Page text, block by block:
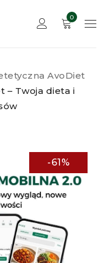
0
AvoDiet
– Twoja dieta i
-61%